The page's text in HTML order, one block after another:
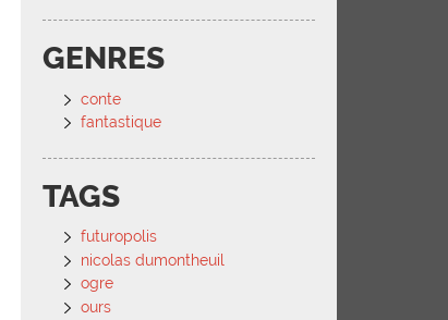
GENRES
conte
fantastique
TAGS
futuropolis
nicolas dumontheuil
ogre
ours